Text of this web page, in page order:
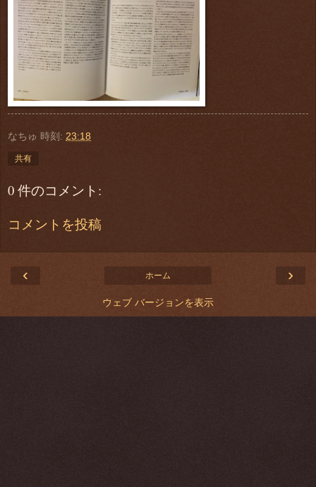
なちゅ 時刻: 23:18
共有
0 件のコメント:
コメントを投稿
‹ ›
ホーム
ウェブ バージョンを表示